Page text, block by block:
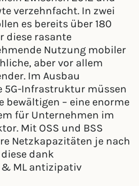
verzehnfacht. In zwei
es bereits über 180
diese rasante
Nutzung mobiler
aber vor allem
Im Ausbau
5G-Infrastruktur müssen
bewältigen – eine enorme
für Unternehmen im
Mit OSS und BSS
Netzkapazitäten je nach
dank
ML antizipativ